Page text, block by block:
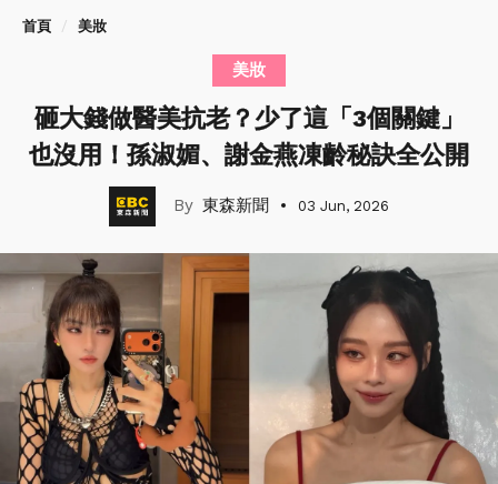
首頁 美妝
美妝
砸大錢做醫美抗老？少了這「3個關鍵」
也沒用！孫淑媚、謝金燕凍齡秘訣全公開
東森新聞 03 Jun, 2026